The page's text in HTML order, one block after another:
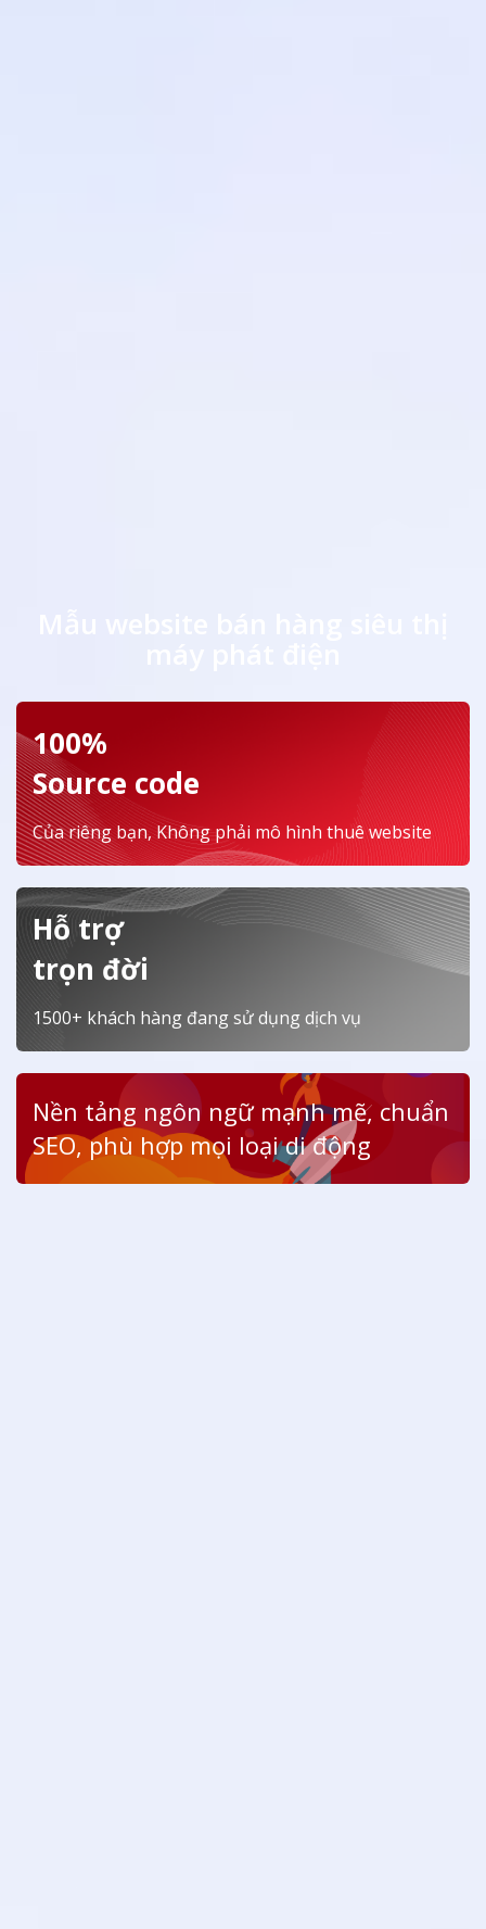
100%
Source code
Của riêng bạn, Không phải mô hình thuê website
Hỗ trợ
trọn đời
1500+ khách hàng đang sử dụng dịch vụ
Nền tảng ngôn ngữ mạnh mẽ, chuẩn
SEO, phù hợp mọi loại di động